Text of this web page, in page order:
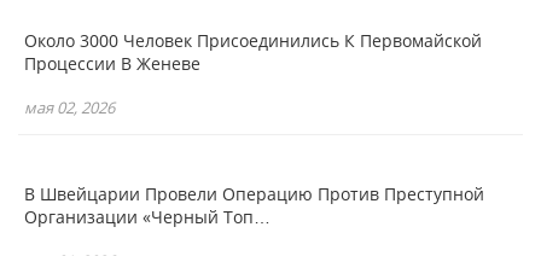
Около 3000 Человек Присоединились К Первомайской
Процессии В Женеве
мая 02, 2026
В Швейцарии Провели Операцию Против Преступной
Организации «Черный Топ…